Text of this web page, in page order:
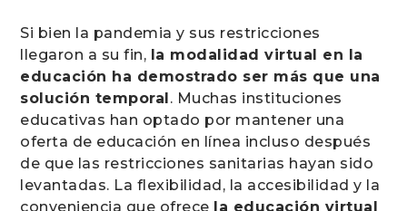
Si bien la pandemia y sus restricciones
llegaron a su fin, la modalidad virtual en la
educación ha demostrado ser más que una
solución temporal. Muchas instituciones
educativas han optado por mantener una
oferta de educación en línea incluso después
de que las restricciones sanitarias hayan sido
levantadas. La flexibilidad, la accesibilidad y la
conveniencia que ofrece la educación virtual